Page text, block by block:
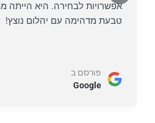
אפשרויות לבחירה. היא
טבעת מדהימה עם יהלום נוצץ!
פורסם ב
Google